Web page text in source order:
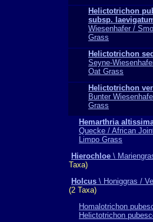
Helictotrichon
subsp.
Wiesenhafer /
Grass
Helictotrichon
Seyne-
Oat Grass
Helictotrichon
Bunter
Grass
Hemarthria
Quecke / African
Limpo Grass
Hierochloe \
Taxa)
Holcus \ Honiggras /
(2 Taxa)
Homalotrichon
Helictotrichon